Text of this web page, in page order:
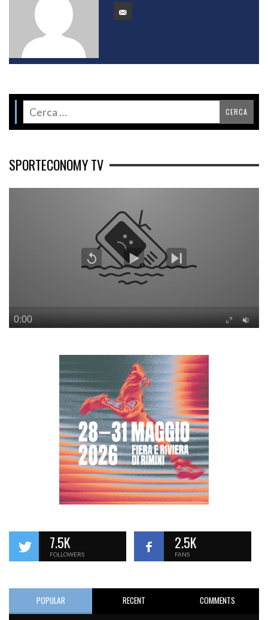
SPORTECONOMY TV
7.5K
FOLLOWERS
2.5K
FANS
POPULAR RECENT COMMENTS